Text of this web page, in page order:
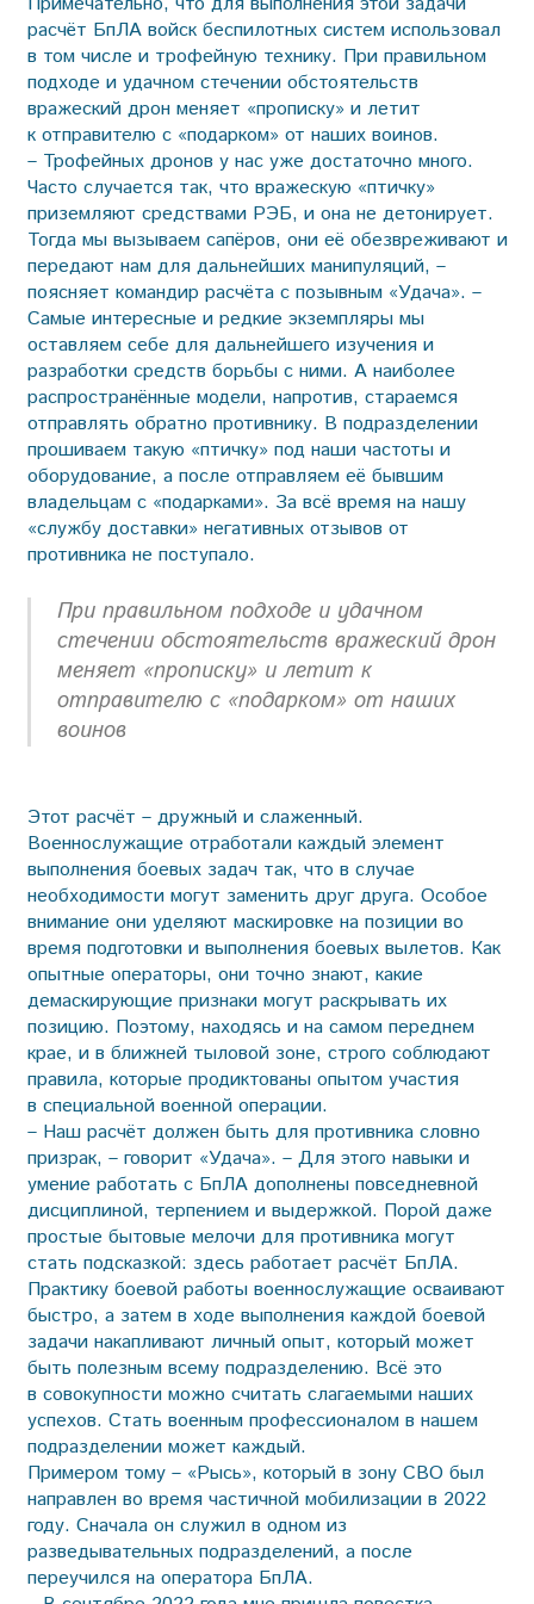
расчёт БпЛА войск беспилотных систем использовал
в том числе и трофейную технику. При правильном
подходе и удачном стечении обстоятельств
вражеский дрон меняет «прописку» и летит
к отправителю с «подарком» от наших воинов.
– Трофейных дронов у нас уже достаточно много.
Часто случается так, что вражескую «птичку»
приземляют средствами РЭБ, и она не детонирует.
Тогда мы вызываем сапёров, они её обезвреживают и
передают нам для дальнейших манипуляций, –
поясняет командир расчёта с позывным «Удача». –
Самые интересные и редкие экземпляры мы
оставляем себе для дальнейшего изучения и
разработки средств борьбы с ними. А наиболее
распространённые модели, напротив, стараемся
отправлять обратно противнику. В подразделении
прошиваем такую «птичку» под наши частоты и
оборудование, а после отправляем её бывшим
владельцам с «подарками». За всё время на нашу
«службу доставки» негативных отзывов от
противника не поступало.
При правильном подходе и удачном
стечении обстоятельств вражеский дрон
меняет «прописку» и летит к
отправителю с «подарком» от наших
воинов
Этот расчёт – дружный и слаженный.
Военнослужащие отработали каждый элемент
выполнения боевых задач так, что в случае
необходимости могут заменить друг друга. Особое
внимание они уделяют маскировке на позиции во
время подготовки и выполнения боевых вылетов. Как
опытные операторы, они точно знают, какие
демаскирующие признаки могут раскрывать их
позицию. Поэтому, находясь и на самом переднем
крае, и в ближней тыловой зоне, строго соблюдают
правила, которые продиктованы опытом участия
в специальной военной операции.
– Наш расчёт должен быть для противника словно
призрак, – говорит «Удача». – Для этого навыки и
умение работать с БпЛА дополнены повседневной
дисциплиной, терпением и выдержкой. Порой даже
простые бытовые мелочи для противника могут
стать подсказкой: здесь работает расчёт БпЛА.
Практику боевой работы военнослужащие осваивают
быстро, а затем в ходе выполнения каждой боевой
задачи накапливают личный опыт, который может
быть полезным всему подразделению. Всё это
в совокупности можно считать слагаемыми наших
успехов. Стать военным профессионалом в нашем
подразделении может каждый.
Примером тому – «Рысь», который в зону СВО был
направлен во время частичной мобилизации в 2022
году. Сначала он служил в одном из
разведывательных подразделений, а после
переучился на оператора БпЛА.